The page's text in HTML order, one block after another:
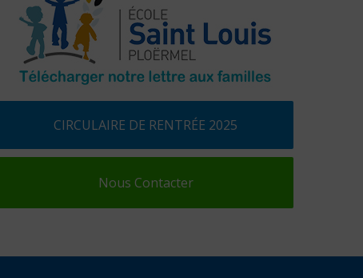
CIRCULAIRE DE RENTRÉE 2025
Nous Contacter